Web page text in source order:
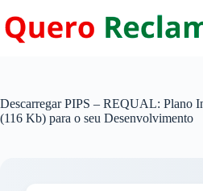
para
o
Descarregar PIPS – REQUAL: Plano
(116 Kb) para o seu Desenvolvimento